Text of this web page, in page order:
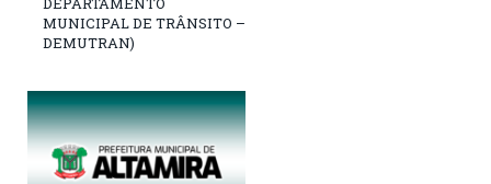
MUNICIPAL DE TRÂNSITO –
DEMUTRAN)